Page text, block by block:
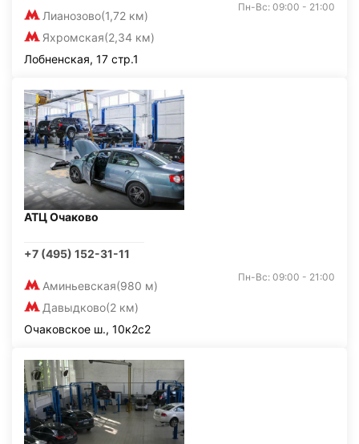
Лианозово(1,72 км)
Яхромская(2,34 км)
Пн-Вс: 09:00 - 21:00
Лобненская, 17 стр.1
АТЦ Очаково
+7 (495) 152-31-11
Аминьевская(980 м)
Давыдково(2 км)
Пн-Вс: 09:00 - 21:00
Очаковское ш., 10к2с2